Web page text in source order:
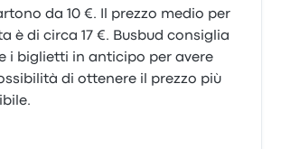
da 10 €. Il prezzo medio per
è di circa 17 €. Busbud consiglia
i biglietti in anticipo per avere
di ottenere il prezzo più